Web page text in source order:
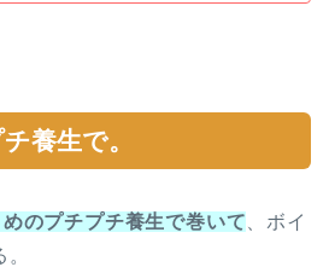
養生で。
のプチプチ養生で巻いて 、ボイ